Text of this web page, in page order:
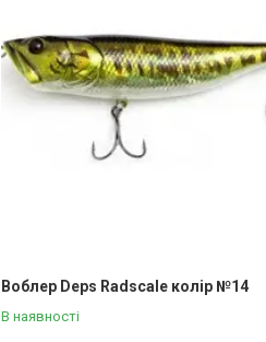
Воблер Deps Radscale колір №14
В наявності